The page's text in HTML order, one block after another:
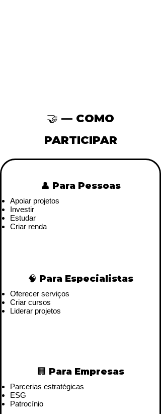
🤝 — COMO
PARTICIPAR
👤 Para Pessoas
Apoiar projetos
Investir
Estudar
Criar renda
🧠 Para Especialistas
Oferecer serviços
Criar cursos
Liderar projetos
🏢 Para Empresas
Parcerias estratégicas
ESG
Patrocínio